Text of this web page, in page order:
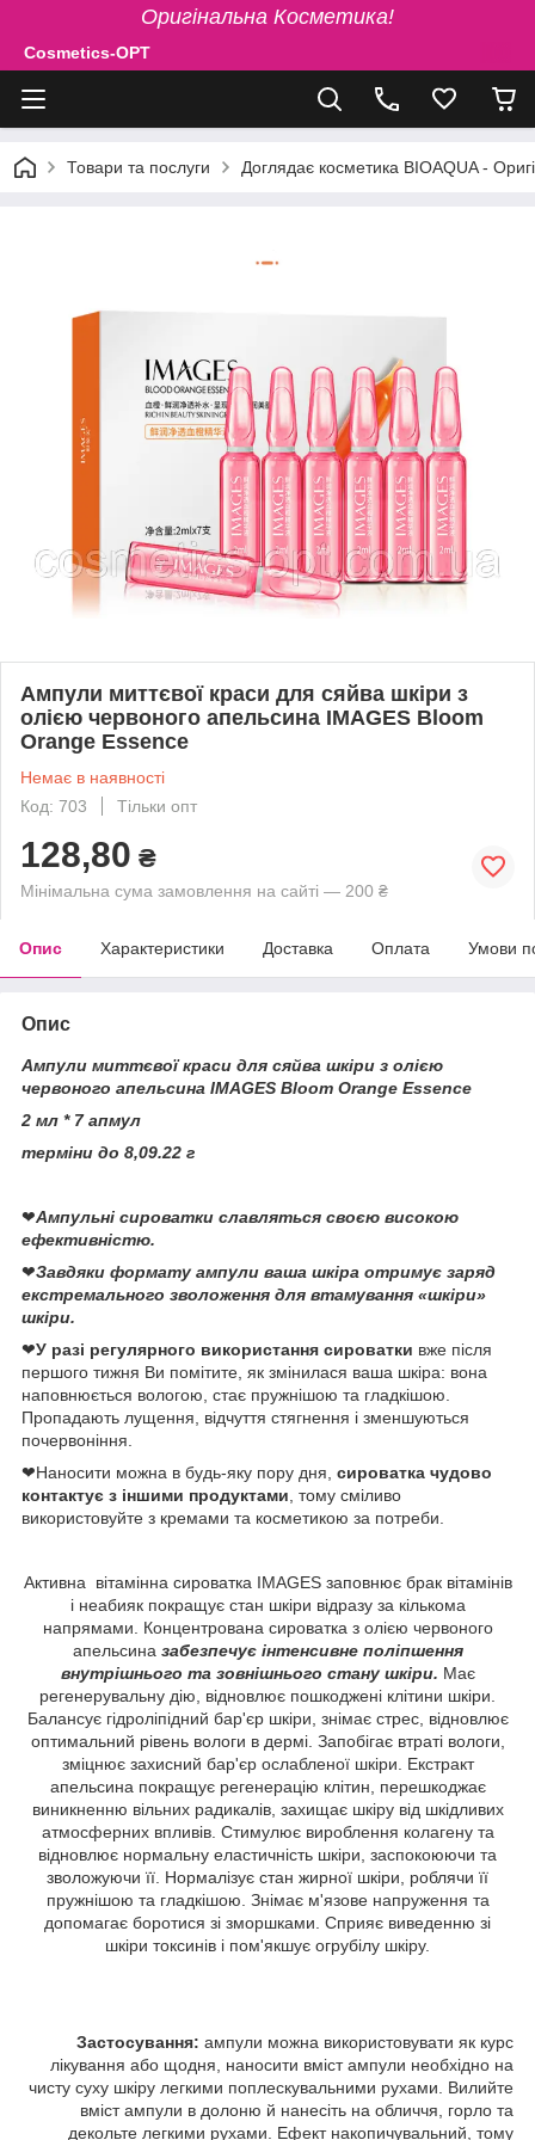
Оригінальна Косметика!
Cosmetics-OPT
Товари та послуги Доглядає косметика BIOAQUA -
Ампули миттєвої краси для сяйва шкіри з
олією червоного апельсина IMAGES Bloom
Orange Essence
Немає в наявності
Код: 703
Тільки опт
128,80 ₴
Мінімальна сума замовлення на сайті — 200 ₴
Опис Характеристики Доставка Оплата Умови
Опис
Ампули миттєвої краси для сяйва шкіри з олією
червоного апельсина IMAGES Bloom Orange Essence
2 мл * 7 апмул
терміни до 8,09.22 г
❤Ампульні сироватки славляться своєю високою
ефективністю.
❤Завдяки формату ампули ваша шкіра отримує заряд
екстремального зволоження для втамування «шкіри»
шкіри.
❤У разі регулярного використання сироватки вже після
першого тижня Ви помітите, як змінилася ваша шкіра: вона
наповнюється вологою, стає пружнішою та гладкішою.
Пропадають лущення, відчуття стягнення і зменшуються
почервоніння.
❤Наносити можна в будь-яку пору дня, сироватка чудово
контактує з іншими продуктами , тому сміливо
використовуйте з кремами та косметикою за потреби.
Активна вітамінна сироватка IMAGES заповнює брак вітамінів
і неабияк покращує стан шкіри відразу за кількома
напрямами. Концентрована сироватка з олією червоного
апельсина забезпечує інтенсивне поліпшення
внутрішнього та зовнішнього стану шкіри. Має
регенерувальну дію, відновлює пошкоджені клітини шкіри.
Балансує гідроліпідний бар'єр шкіри, знімає стрес, відновлює
оптимальний рівень вологи в дермі. Запобігає втраті вологи,
зміцнює захисний бар'єр ослабленої шкіри. Екстракт
апельсина покращує регенерацію клітин, перешкоджає
виникненню вільних радикалів, захищає шкіру від шкідливих
атмосферних впливів. Стимулює вироблення колагену та
відновлює нормальну еластичність шкіри, заспокоюючи та
зволожуючи її. Нормалізує стан жирної шкіри, роблячи її
пружнішою та гладкішою. Знімає м'язове напруження та
допомагає боротися зі зморшками. Сприяє виведенню зі
шкіри токсинів і пом'якшує огрубілу шкіру.
Застосування: ампули можна використовувати як курс
лікування або щодня, наносити вміст ампули необхідно на
чисту суху шкіру легкими поплескувальними рухами. Вилийте
вміст ампули в долоню й нанесіть на обличчя, горло та
декольте легкими рухами. Ефект накопичувальний, тому